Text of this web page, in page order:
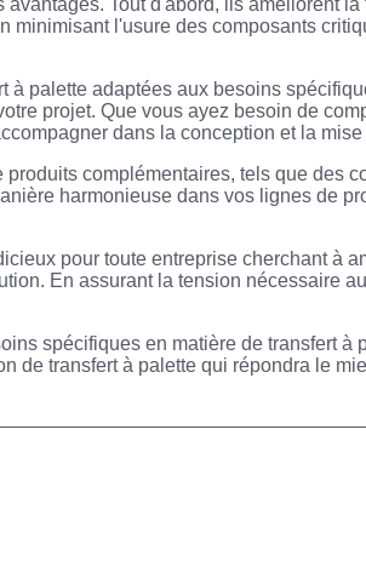
Tout d'abord, ils améliorent
l'usure des composants
palette adaptées aux besoins
projet. Que vous ayez besoin de
dans la conception et la
complémentaires, tels que des
harmonieuse dans vos lignes de
pour toute entreprise cherchant à
En assurant la tension nécessaire
spécifiques en matière de transfert
de transfert à palette qui répondra le